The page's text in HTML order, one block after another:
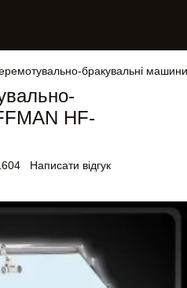
бракувальні машини
HF-
Написати відгук